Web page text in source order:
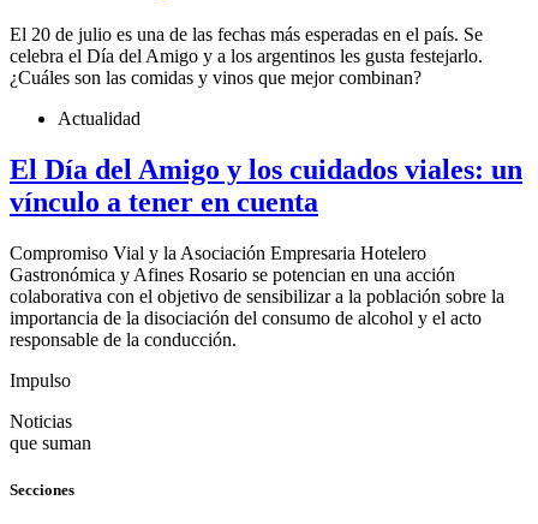
El 20 de julio es una de las fechas más esperadas en el país. Se
celebra el Día del Amigo y a los argentinos les gusta festejarlo.
¿Cuáles son las comidas y vinos que mejor combinan?
Actualidad
El Día del Amigo y los cuidados viales: un
vínculo a tener en cuenta
Compromiso Vial y la Asociación Empresaria Hotelero
Gastronómica y Afines Rosario se potencian en una acción
colaborativa con el objetivo de sensibilizar a la población sobre la
importancia de la disociación del consumo de alcohol y el acto
responsable de la conducción.
Impulso
Noticias
que suman
Secciones